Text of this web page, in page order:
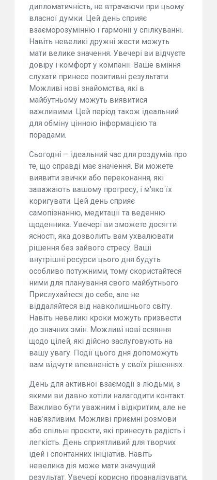
дипломатичність, не втрачаючи при цьому
власної думки. Цей день сприяє
взаєморозумінню і гармонії у спілкуванні.
Навіть невеликі дружні жести можуть
мати велике значення. Увечері ви відчуєте
довіру і комфорт у компанії. Ваше вміння
слухати принесе позитивні результати.
Можливі нові знайомства, які в
майбутньому можуть виявитися
важливими. Цей період також ідеальний
для обміну цінною інформацією та
порадами.
Сьогодні — ідеальний час для роздумів про
те, що справді має значення. Ви можете
виявити звички або переконання, які
заважають вашому прогресу, і м'яко їх
коригувати. Цей день сприяє
самопізнанню, медитації та веденню
щоденника. Увечері ви зможете досягти
ясності, яка дозволить вам ухвалювати
рішення без зайвого стресу. Ваші
внутрішні ресурси цього дня будуть
особливо потужними, тому скористайтеся
ними для планування свого майбутнього.
Прислухайтеся до себе, але не
віддаляйтеся від навколишнього світу.
Навіть невеликі кроки можуть призвести
до значних змін. Можливі нові осяяння
щодо цілей, які дійсно заслуговують на
вашу увагу. Події цього дня допоможуть
вам відчути впевненість у своїх рішеннях.
День для активної взаємодії з людьми, з
якими ви давно хотіли налагодити контакт.
Важливо бути уважним і відкритим, але не
нав'язливим. Можливі приємні розмови
або спільні проєкти, які принесуть радість і
легкість. День сприятливий для творчих
ідей і спонтанних ініціатив. Навіть
невелика дія може мати значущий
результат. Увечері корисно проаналізувати,